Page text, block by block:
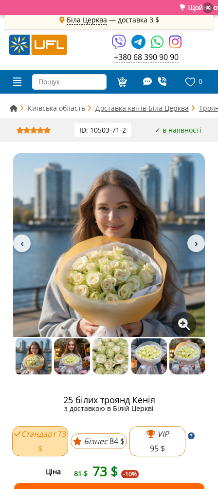
💐 Щойно ×
Біла Церква — доставка 3 $
+380 68 390 90 90
0
Київська область Доставка квітів Біла Церква
ID: 10503-71-2 ✓ в наявності
25 білих троянд Кенія
з доставкою в Білій Церкві
Стандарт73
$
Бізнес84 $
VIP
95 $
Ціна 81 $ 73 $ -10%